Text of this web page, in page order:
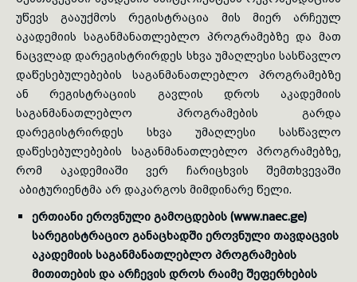
უწევს გააუქმოს რეგისტრაცია მის მიერ არჩეულ
აკადემიის საგანმანათლებლო პროგრამებზე და მათ
ნაცვლად დარეგისტრირდეს სხვა უმაღლესი სასწავლო
დაწესებულებების საგანმანათლებლო პროგრამებზე
ან რეგისტრაციის გავლის დროს აკადემიის
საგანმანათლებლო პროგრამების გარდა
დარეგისტრირდეს სხვა უმაღლესი სასწავლო
დაწესებულებების საგანმანათლებლო პროგრამებზე,
რომ აკადემიაში ვერ ჩარიცხვის შემთხვევაში
აბიტურიენტმა არ დაკარგოს მიმდინარე წელი.
ერთიანი ეროვნული გამოცდების (www.naec.ge)
სარეგისტრაციო განაცხადში ეროვნული თავდაცვის
აკადემიის საგანმანათლებლო პროგრამების
მითითების და არჩევის დროს რაიმე შეფერხების